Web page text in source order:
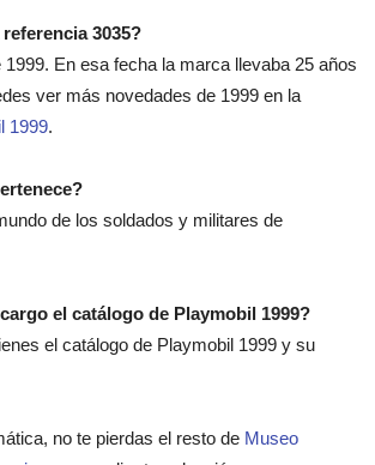
3035?
En esa fecha la marca llevaba 25 años
ver más novedades de 1999 en la
1999.
de los soldados y militares de
el catálogo de Playmobil 1999?
el catálogo de Playmobil 1999 y su
no te pierdas el resto de Museo